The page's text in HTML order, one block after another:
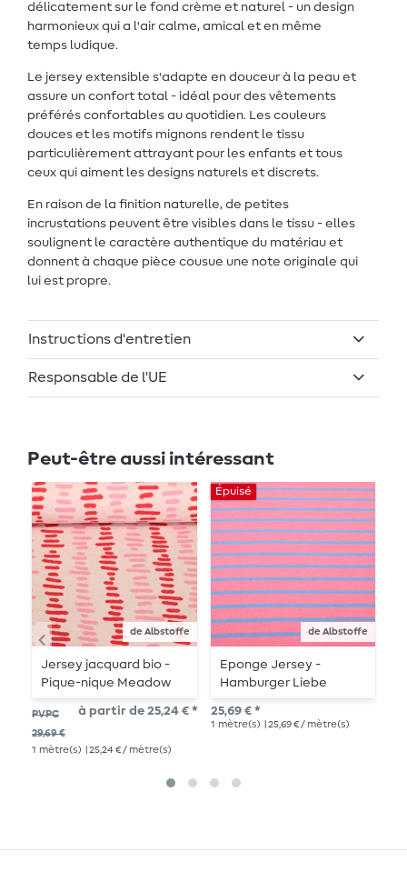
délicatement sur le fond crème et naturel - un design
harmonieux qui a l'air calme, amical et en même
temps ludique.
Le jersey extensible s'adapte en douceur à la peau et
assure un confort total - idéal pour des vêtements
préférés confortables au quotidien. Les couleurs
douces et les motifs mignons rendent le tissu
particulièrement attrayant pour les enfants et tous
ceux qui aiment les designs naturels et discrets.
En raison de la finition naturelle, de petites
incrustations peuvent être visibles dans le tissu - elles
soulignent le caractère authentique du matériau et
donnent à chaque pièce cousue une note originale qui
lui est propre.
Instructions d'entretien
Responsable de l'UE
Peut-être aussi intéressant
de Albstoffe
Jersey jacquard bio -
Pique-nique Meadow
Beige Rouge
PVPC
29,69 €
à partir de 25,24 € *
1 mètre(s) | 25,24 € / mètre(s)
de Albstoffe
Épuisé
Eponge Jersey -
Hamburger Liebe
rayures rose bleu clair
25,69 € *
1 mètre(s) | 25,69 € / mètre(s)